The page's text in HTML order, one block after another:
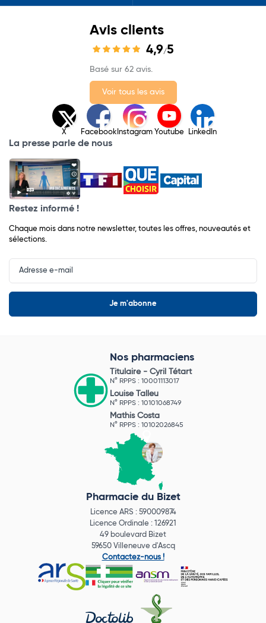
Avis clients
4,9/5
Basé sur 62 avis.
Voir tous les avis
X Facebook Instagram Youtube LinkedIn
La presse parle de nous
Restez informé !
Chaque mois dans notre newsletter, toutes les offres, nouveautés et
sélections.
Input
Newsletter
Nos pharmaciens
Titulaire - Cyril Tétart
N° RPPS : 10001113017
Louise Talleu
N° RPPS : 10101068749
Mathis Costa
N° RPPS : 10102026845
Pharmacie du Bizet
Licence ARS : 590009874
Licence Ordinale : 126921
49 boulevard Bizet
59650 Villeneuve d'Ascq
Contactez-nous !